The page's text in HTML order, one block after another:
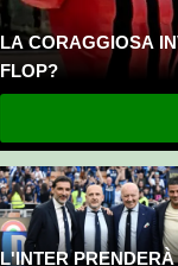
LA CORAGGIOSA
FLOP?
L'INTER PRENDERÀ